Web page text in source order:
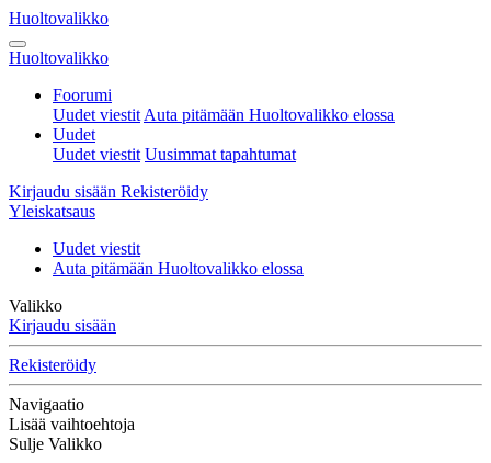
Huoltovalikko
Huoltovalikko
Foorumi
Uudet viestit Auta pitämään Huoltovalikko elossa
Uudet
Uudet viestit Uusimmat tapahtumat
Kirjaudu sisään Rekisteröidy
Yleiskatsaus
Uudet viestit
Auta pitämään Huoltovalikko elossa
Valikko
Kirjaudu sisään
Rekisteröidy
Navigaatio
Lisää vaihtoehtoja
Sulje Valikko